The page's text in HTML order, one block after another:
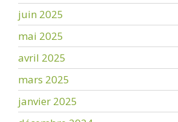
juin 2025
mai 2025
avril 2025
mars 2025
janvier 2025